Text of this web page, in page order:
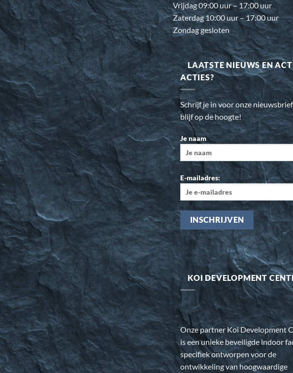
Vrijdag 09:00 uur – 17:00 uur
Zaterdag 10:00 uur – 17:00 uur
Zondag gesloten
LAATSTE NIEUWS EN
ACTIES?
Schrijf je in voor onze
blijf op de hoogte!
Je naam
E-mailadres:
KOI DEVELOPMENT
Onze partner Koi Development
is een unieke beveiligde indoor
specifiek ontworpen voor de
ontwikkeling van hoogwaardige